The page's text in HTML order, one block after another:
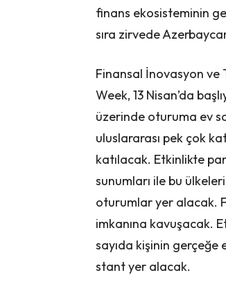
finans ekosisteminin
sıra zirvede
Finansal İnovasyon ve
Week, 13 Nisan’da
üzerinde oturuma ev
uluslararası pek çok
katılacak. Etkinlikte
sunumları ile bu
oturumlar yer alacak.
imkanına kavuşacak.
sayıda kişinin gerçeğe
stant yer alacak.